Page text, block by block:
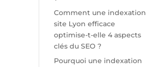
Comment une indexation
site Lyon efficace
optimise-t-elle 4 aspects
clés du SEO ?
Pourquoi une indexation